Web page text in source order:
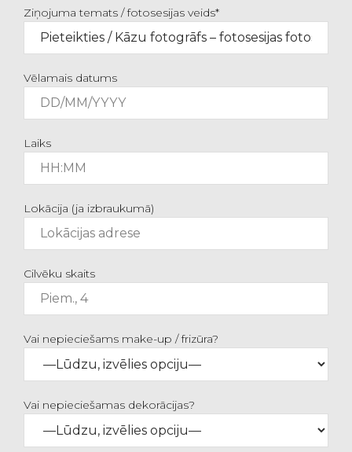
Ziņojuma temats / fotosesijas veids*
Vēlamais datums
Laiks
Lokācija (ja izbraukumā)
Cilvēku skaits
Vai nepieciešams make-up / frizūra?
Vai nepieciešamas dekorācijas?